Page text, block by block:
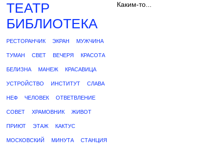
ТЕАТР
БИБЛИОТЕКА
РЕСТОРАНЧИК ЭКРАН МУЖЧИНА
ТУМАН СВЕТ ВЕЧЕРЯ КРАСОТА
БЕЛИЗНА МАНЕЖ КРАСАВИЦА
УСТРОЙСТВО ИНСТИТУТ СЛАВА
НЕФ ЧЕЛОВЕК ОТВЕТВЛЕНИЕ
СОВЕТ ХРАМОВНИК ЖИВОТ
ПРИЮТ ЭТАЖ КАКТУС
МОСКОВСКИЙ МИНУТА СТАНЦИЯ
Каким-то...